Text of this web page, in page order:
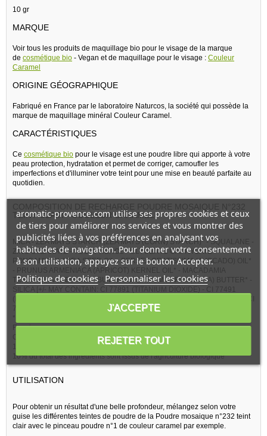
10 gr
MARQUE
Voir tous les produits de maquillage bio pour le visage de la marque
de cosmétique bio - Vegan et de maquillage pour le visage : Couleur
Caramel
ORIGINE GÉOGRAPHIQUE
Fabriqué en France par le laboratoire Naturcos, la société qui possède la
marque de maquillage minéral Couleur Caramel.
CARACTÉRISTIQUES
Ce cosmétique bio pour le visage est une poudre libre qui apporte à votre
peau protection, hydratation et permet de corriger, camoufler les
imperfections et d'illuminer votre teint pour une mise en beauté parfaite au
quotidien.
COMPOSITION DE RECHARGE POUDRE MOSAIQUE N°232
TEINT CLAIR - COULEUR CARAMEL
MICA - ZEA MAYS STARCH (ZEA MAYS (CORN) STARCH)* - SQUALANE -
ZINC STEARATE - TOCOPHEROL - GLYCERYL CAPRYLATE -
PONGAMIA GLABRA SEED OIL - PERSEA GRATISSIMA (AVOCADO) OIL*
- PRUNUS ARMENIACA (APRICOT) KERNEL OIL* - MACADAMIA
TERNIFOLIA SEED OIL* - BUTYROSPERMUM PARKII (SHEA) BUTTER* -
SILICA [+/- MAY CONTAIN: CI 77891 (TITANIUM DIOXIDE) - CI 77491
77742 (MANGANESE VIOLET) - CI 77007 (ULTRAMARINE BLUE)]
Farming
Ce produit contient 10,17% d'ingrédients actifs
100% du total des ingrédients sont d'origine naturelle
10% du total des ingrédients sont issus de l'agriculture biologique
UTILISATION
Pour obtenir un résultat d'une belle profondeur, mélangez selon votre
guise les différentes teintes de poudre de la Poudre mosaique n°232 teint
clair avec le pinceau poudre n°1 de couleur caramel par exemple.
aromatic-provence.com utilise ses propres cookies et ceux
de tiers pour améliorer nos services et vous montrer des
publicités liées à vos préférences en analysant vos
habitudes de navigation. Pour donner votre consentement
à son utilisation, appuyez sur le bouton Accepter.
Politique de cookies Personnaliser les cookies
REJETER TOUT
J'ACCEPTE